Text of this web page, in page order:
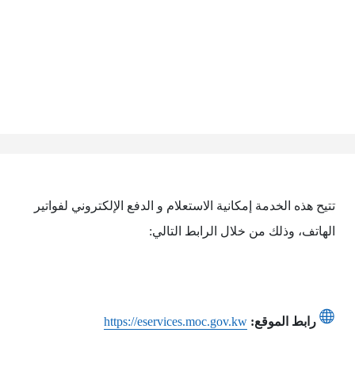
تتيح هذه الخدمة إمكانية الاستعلام و الدفع الإلكتروني لفواتير
الهاتف، وذلك من خلال الرابط التالي:
رابط الموقع: https://eservices.moc.gov.kw